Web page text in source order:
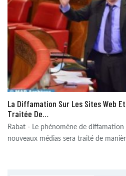
La Diffamation Sur Les Sites Web
Traitée De…
Rabat - Le phénomène de diffamation
nouveaux médias sera traité de